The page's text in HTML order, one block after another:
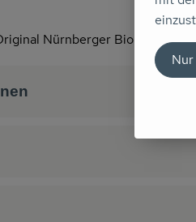
Nürnberger Bio